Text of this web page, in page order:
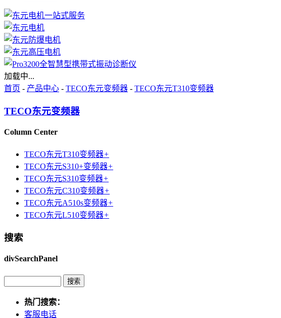
加载中...
首页 - 产品中心 - TECO东元变频器 - TECO东元T310变频器
TECO东元变频器
Column Center
TECO东元T310变频器+
TECO东元S310+变频器+
TECO东元S310变频器+
TECO东元C310变频器+
TECO东元A510s变频器+
TECO东元L510变频器+
搜索
divSearchPanel
热门搜索：
客服电话